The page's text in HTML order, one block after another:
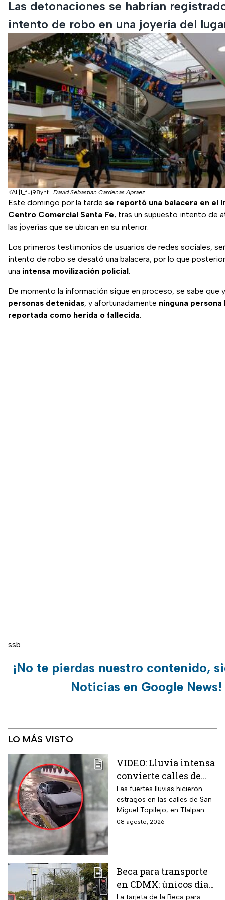
Las detonaciones se habrían
intento de robo en una joyería del
KAL|1_fuj98ynf David Sebastian Cardenas Apraez
Este domingo por la tarde se reportó una balacera en el
Centro Comercial Santa Fe, tras un supuesto intento de
las joyerías que se ubican en su interior.
Los primeros testimonios de usuarios de redes sociales,
intento de robo se desató una balacera, por lo que
una intensa movilización policial.
De momento la información sigue en proceso, se sabe que
personas detenidas, y afortunadamente ninguna persona
reportada como herida o fallecida.
ssb
¡No te pierdas nuestro contenido,
Noticias en Google News!
LO MÁS VISTO
VIDEO: Lluvia intensa
convierte calles de
Tlalpan en ríos
Las fuertes lluvias hicieron
estragos en las calles de San
Miguel Topilejo, en Tlalpan
08 agosto, 2026
Beca para transporte
en CDMX: únicos días
para recoger la tarjeta
La tarjeta de la Beca para